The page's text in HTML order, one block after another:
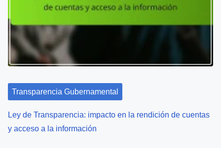
Transparencia Gubernamental
Ley de Transparencia: impacto en la rendición de cuentas
y acceso a la información